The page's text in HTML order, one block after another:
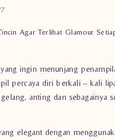
Agar Terlihat Glamour
ingin menunjang
percaya diri berkali – kali
anting dan sebagainya
elegant dengan